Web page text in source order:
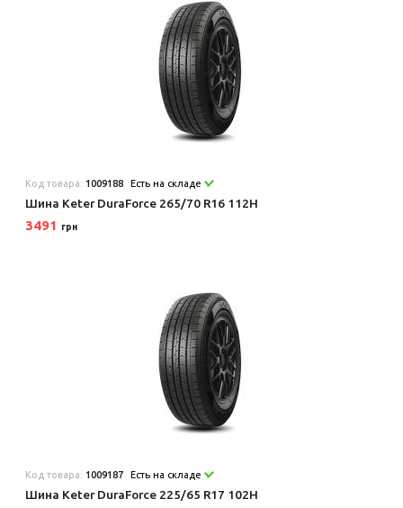
Код товара: 1009188 Есть на складе
Шина Keter DuraForce 265/70 R16 112H
3491 грн
Код товара: 1009187 Есть на складе
Шина Keter DuraForce 225/65 R17 102H